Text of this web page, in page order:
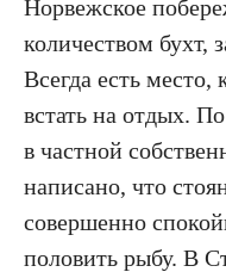
Норвежское
количеством бухт,
Всегда есть
встать на отдых.
в частной
написано, что
совершенно
половить рыбу. В